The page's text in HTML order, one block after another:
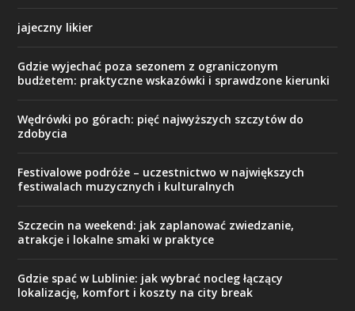
jajeczny likier
Gdzie wyjechać poza sezonem z ograniczonym
budżetem: praktyczne wskazówki i sprawdzone kierunki
Wędrówki po górach: pięć najwyższych szczytów do
zdobycia
Festivalowe podróże – uczestnictwo w największych
festiwalach muzycznych i kulturalnych
Szczecin na weekend: jak zaplanować zwiedzanie,
atrakcje i lokalne smaki w praktyce
Gdzie spać w Lublinie: jak wybrać nocleg łączący
lokalizację, komfort i koszty na city break